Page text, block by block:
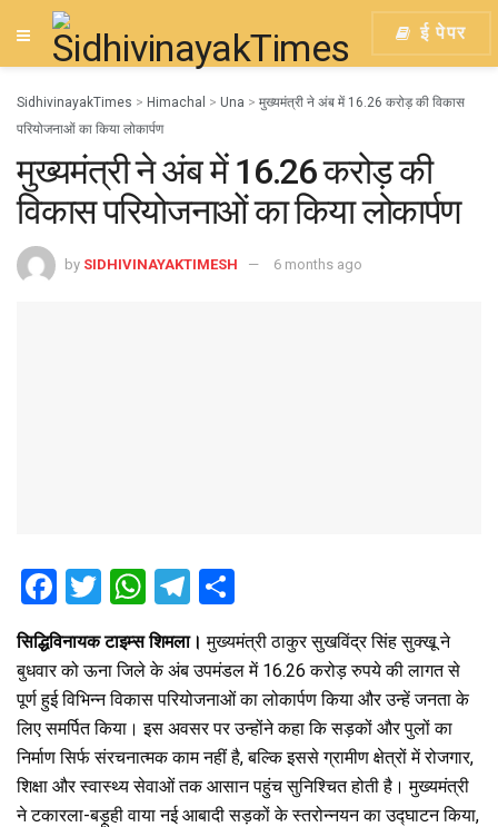
ई पेपर
SidhivinayakTimes > Himachal > Una > मुख्यमंत्री ने अंब में 16.26 करोड़ की विकास
परियोजनाओं का किया लोकार्पण
मुख्यमंत्री ने अंब में 16.26 करोड़ की
विकास परियोजनाओं का किया लोकार्पण
by SIDHIVINAYAKTIMESH 6 months ago
F
a
ce
b
o
o
k
T
tt
er
W
h
at
s
A
p
p
T
e
gr
a
m
h
ar
e
सिद्धिविनायक टाइम्स शिमला।मुख्यमंत्री ठाकुर सुखविंद्र सिंह सुक्खू ने
बुधवार को ऊना जिले के अंब उपमंडल में 16.26 करोड़ रुपये की लागत से
पूर्ण हुई विभिन्न विकास परियोजनाओं का लोकार्पण किया और उन्हें जनता के
लिए समर्पित किया। इस अवसर पर उन्होंने कहा कि सड़कों और पुलों का
निर्माण सिर्फ संरचनात्मक काम नहीं है, बल्कि इससे ग्रामीण क्षेत्रों में रोजगार,
शिक्षा और स्वास्थ्य सेवाओं तक आसान पहुंच सुनिश्चित होती है। मुख्यमंत्री
ने टकारला-बड़ूही वाया नई आबादी सड़कों के स्तरोन्नयन का उद्घाटन किया,